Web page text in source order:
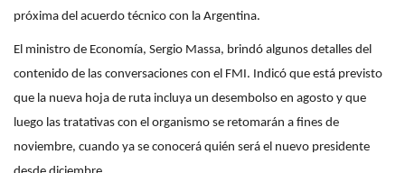
próxima del acuerdo técnico con la Argentina.
El ministro de Economía, Sergio Massa, brindó algunos detalles del
contenido de las conversaciones con el FMI. Indicó que está previsto
que la nueva hoja de ruta incluya un desembolso en agosto y que
luego las tratativas con el organismo se retomarán a fines de
noviembre, cuando ya se conocerá quién será el nuevo presidente